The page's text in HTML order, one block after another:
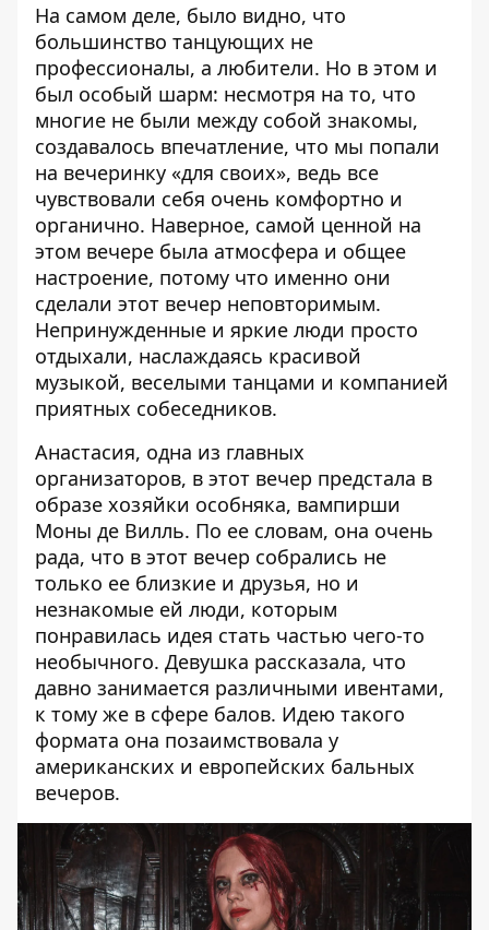
На самом деле, было видно, что
большинство танцующих не
профессионалы, а любители. Но в этом и
был особый шарм: несмотря на то, что
многие не были между собой знакомы,
создавалось впечатление, что мы попали
на вечеринку «для своих», ведь все
чувствовали себя очень комфортно и
органично. Наверное, самой ценной на
этом вечере была атмосфера и общее
настроение, потому что именно они
сделали этот вечер неповторимым.
Непринужденные и яркие люди просто
отдыхали, наслаждаясь красивой
музыкой, веселыми танцами и компанией
приятных собеседников.
Анастасия, одна из главных
организаторов, в этот вечер предстала в
образе хозяйки особняка, вампирши
Моны де Вилль. По ее словам, она очень
рада, что в этот вечер собрались не
только ее близкие и друзья, но и
незнакомые ей люди, которым
понравилась идея стать частью чего-то
необычного. Девушка рассказала, что
давно занимается различными ивентами,
к тому же в сфере балов. Идею такого
формата она позаимствовала у
американских и европейских бальных
вечеров.